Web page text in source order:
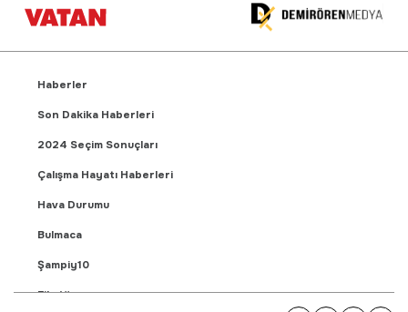
Haberler
Son Dakika Haberleri
2024 Seçim Sonuçları
Çalışma Hayatı Haberleri
Hava Durumu
Bulmaca
Şampiy10
Fikstür